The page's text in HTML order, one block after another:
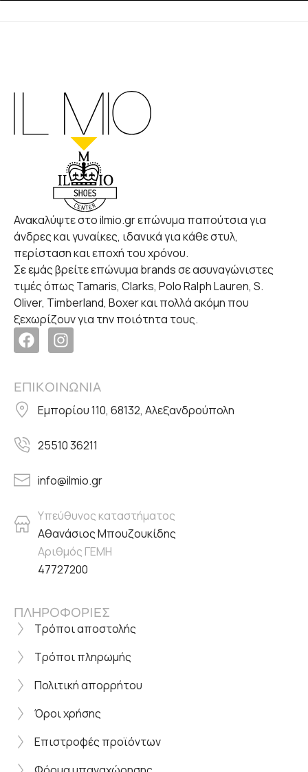
Ανακαλύψτε στο ilmio.gr επώνυμα παπούτσια για
άνδρες και γυναίκες, ιδανικά για κάθε στυλ,
περίσταση και εποχή του χρόνου.
Σε εμάς βρείτε επώνυμα brands σε ασυναγώνιστες
τιμές όπως Tamaris, Clarks, Polo Ralph Lauren, S.
Oliver, Timberland, Boxer και πολλά ακόμη που
ξεχωρίζουν για την ποιότητα τους.
ΕΠΙΚΟΙΝΩΝΙΑ
Εμπορίου 110, 68132, Αλεξανδρούπολη
25510 36211
info@ilmio.gr
Υπεύθυνος καταστήματος
Αθανάσιος Μπουζουκίδης
Αριθμός ΓΕΜΗ
47727200
ΠΛΗΡΟΦΟΡΙΕΣ
Τρόποι αποστολής
Τρόποι πληρωμής
Πολιτική απορρήτου
Όροι χρήσης
Επιστροφές προϊόντων